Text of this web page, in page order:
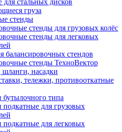
стальных дисков
груза
стенды
стенды для грузовых колёс
стенды для легковых
балансировочных стендов
стенды ТехноВектор
насадки
тележки, противооткатные
типа
для грузовых
для легковых